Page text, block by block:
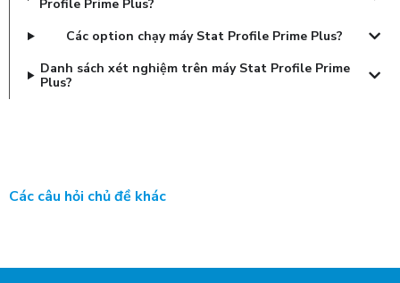
Profile Prime Plus?
Các option chạy máy Stat Profile Prime Plus?
Danh sách xét nghiệm trên máy Stat Profile Prime
Plus?
Các câu hỏi chủ đề khác